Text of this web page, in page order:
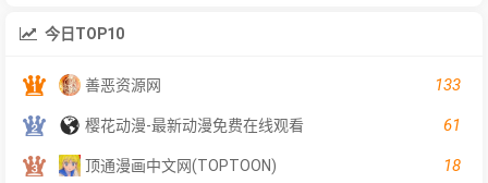
今日TOP10
善恶资源网 133
樱花动漫-最新动漫免费在线观看 61
顶通漫画中文网(TOPTOON) 18